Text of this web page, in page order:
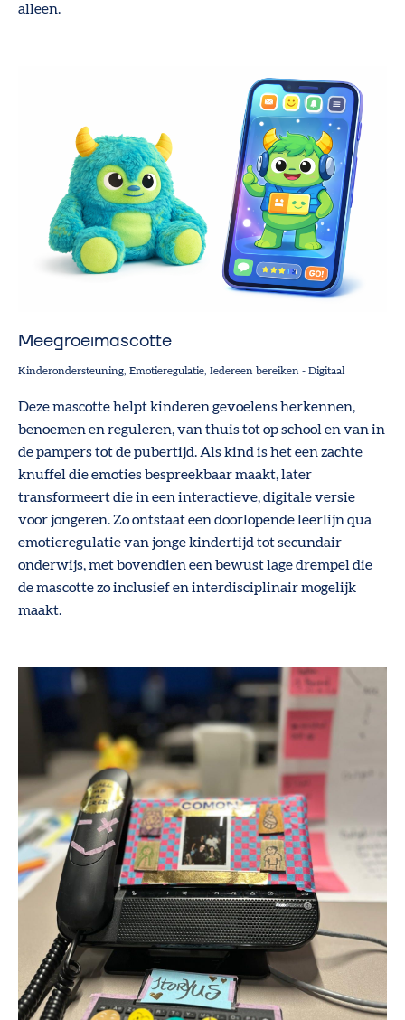
alleen.
Meegroeimascotte
Kinderondersteuning Emotieregulatie Iedereen bereiken - Digitaal
Deze mascotte helpt kinderen gevoelens herkennen,
benoemen en reguleren, van thuis tot op school en van in
de pampers tot de pubertijd. Als kind is het een zachte
knuffel die emoties bespreekbaar maakt, later
transformeert die in een interactieve, digitale versie
voor jongeren. Zo ontstaat een doorlopende leerlijn qua
emotieregulatie van jonge kindertijd tot secundair
onderwijs, met bovendien een bewust lage drempel die
de mascotte zo inclusief en interdisciplinair mogelijk
maakt.